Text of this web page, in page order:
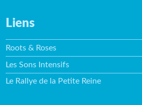
Liens
Roots & Roses
Les Sons Intensifs
Le Rallye de la Petite Reine